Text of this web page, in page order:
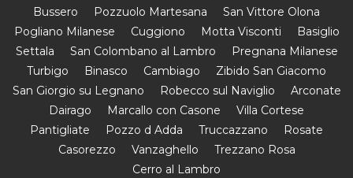
Bussero
Pozzuolo Martesana
San Vittore Olona
Pogliano Milanese
Cuggiono Motta Visconti
Basiglio
Settala
San Colombano al Lambro
Pregnana Milanese
Turbigo
Binasco Cambiago
Zibido San Giacomo
San Giorgio su Legnano
Robecco sul Naviglio
Arconate
Dairago
Marcallo con Casone
Villa Cortese
Pantigliate
Pozzo d Adda Truccazzano
Rosate
Casorezzo
Vanzaghello
Trezzano Rosa
Cerro al Lambro